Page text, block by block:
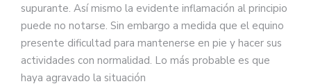
supurante. Así mismo la evidente inflamación al principio
puede no notarse. Sin embargo a medida que el equino
presente dificultad para mantenerse en pie y hacer sus
actividades con normalidad. Lo más probable es que
haya agravado la situación